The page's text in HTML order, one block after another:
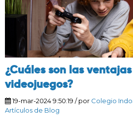
¿Cuáles son las
videojuegos?
19-mar-2024 9:50:19 / por Colegio
Artículos de Blog